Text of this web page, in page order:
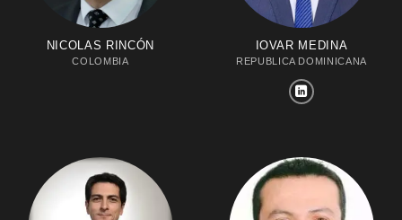
NICOLAS RINCÓN
COLOMBIA
IOVAR MEDINA
REPUBLICA DOMINICANA